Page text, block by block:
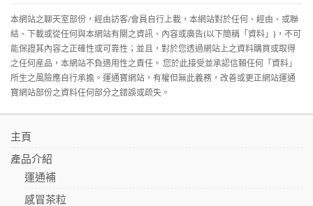
本網站之聊天室部份，經由訪客/會員自行上載，本網站對於任何、經由、或聯
結、下載或從任何與本網站有關之資訊、內容或廣告(以下簡稱「資料」)，不可
能保證其內容之正確性或可靠性；並且，對於您透過網站上之資料購買或取得
之任何産品，本網站不負適用性之責任。 您於此接受並承認信賴任何「資料」
所生之風險應自行承擔。運通寶網站，有權但無此義務，改善或更正網站運通
寶網站部份之資料任何部分之錯誤或疏失。
主頁
產品介紹
運通補
感冒茶粒